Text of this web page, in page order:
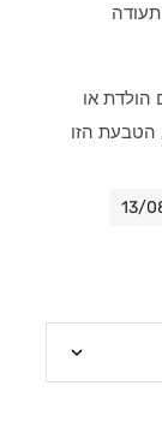
או
הטבעת הזו